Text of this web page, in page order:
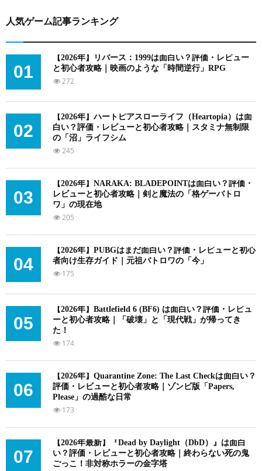
人気ゲーム記事ランキング
01
【2026年】リバース：1999は面白い？評価・レビュー
と初心者攻略｜映画のような「時間逆行」RPG
272
02
【2026年】ハートピアスローライフ（Heartopia）は面
白い？評価・レビューと初心者攻略｜スタミナ無制限
の「沼」ライフシム
245
03
【2026年】NARAKA: BLADEPOINTは面白い？評価・
レビューと初心者攻略｜剣と魔法の「格ゲーバトロ
ワ」の現在地
205
04
【2026年】PUBGはまだ面白い？評価・レビューと初心
者向け生存ガイド｜元祖バトロワの「今」
175
05
【2026年】Battlefield 6 (BF6) は面白い？評価・レビュ
ーと初心者攻略｜「破壊」と「現代戦」が帰ってき
た！
174
06
【2026年】Quarantine Zone: The Last Checkは面白い？
評価・レビューと初心者攻略｜ゾンビ版「Papers,
Please」の過酷な日常
173
07
【2026年最新】『Dead by Daylight（DbD）』は面白
い？評価・レビューと初心者攻略｜終わらない死の鬼
ごっこ！非対称ホラーの金字塔